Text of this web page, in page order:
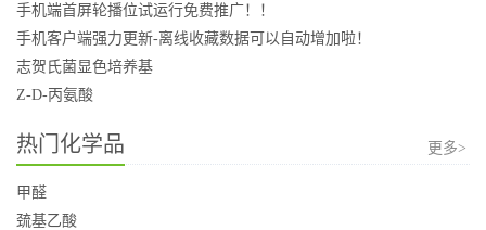
手机端首屏轮播位试运行免费推广！！
手机客户端强力更新-离线收藏数据可以自动增加啦！
志贺氏菌显色培养基
Z-D-丙氨酸
热门化学品 更多>
甲醛
巯基乙酸